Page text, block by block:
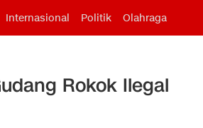
Internasional Politik Olahraga
Rokok Ilegal